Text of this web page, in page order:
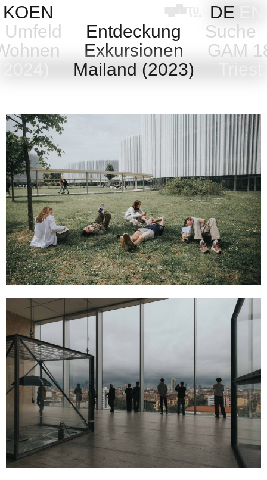
Skip
to
content
KOEN DE
Entdeckung
Suche
Exkursionen
GAM
Mailand (2023)